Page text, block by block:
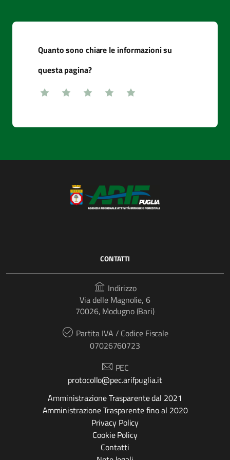
Quanto sono chiare le informazioni su
questa pagina?
CONTATTI
Indirizzo
Via delle Magnolie, 6
70026, Modugno (Bari)
Partita IVA / Codice Fiscale
07026760723
PEC
protocollo@pec.arifpuglia.it
Amministrazione Trasparente dal 2021
Amministrazione Trasparente fino al 2020
Privacy Policy
Cookie Policy
Contatti